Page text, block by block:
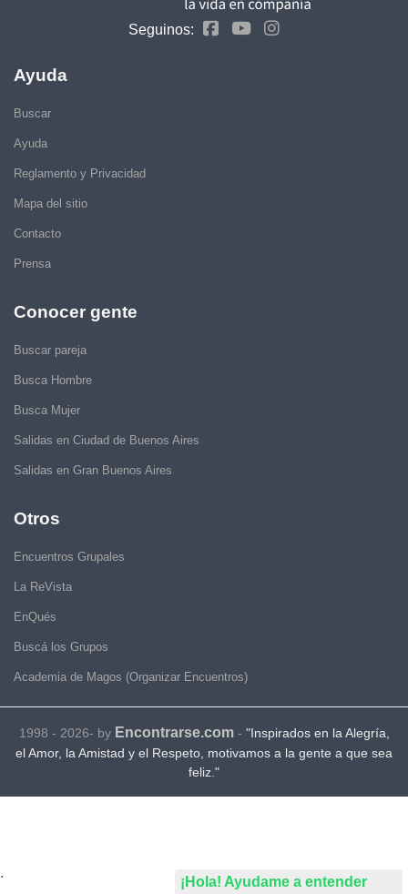
¡Hola! Ayudame a entender
Seguinos:
Ayuda
Buscar
Ayuda
Reglamento y Privacidad
Mapa del sitio
Contacto
Prensa
Conocer gente
Buscar pareja
Busca Hombre
Busca Mujer
Salidas en Ciudad de Buenos Aires
Salidas en Gran Buenos Aires
Otros
Encuentros Grupales
La ReVista
EnQués
Buscá los Grupos
Academia de Magos (Organizar Encuentros)
1998 - 2026- by Encontrarse.com- "Inspirados en la Alegría,
el Amor, la Amistad y el Respeto, motivamos a la gente a que sea
feliz."
.